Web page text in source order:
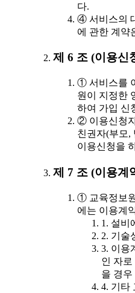
다.
④ 서비스의
에 관한 계약
제 6 조 (이용신
① 서비스를
원이 지정한
하여 가입 신
② 이용신청
친권자(부모,
이용신청을
제 7 조 (이용계
① 교육정보
에는 이용계
1. 설비
2. 기술
3. 이용
인 자
을 경우
4. 기타